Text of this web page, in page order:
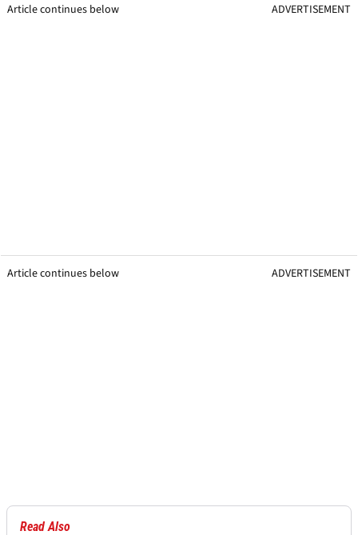
Article continues below ADVERTISEMENT
Article continues below ADVERTISEMENT
Read Also